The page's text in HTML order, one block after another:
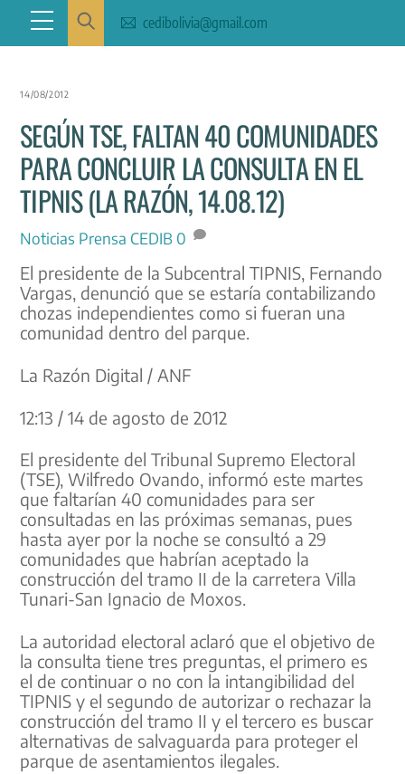
content
Menu cedibolivia@gmail.com
14/08/2012
SEGÚN TSE, FALTAN 40 COMUNIDADES
PARA CONCLUIR LA CONSULTA EN EL
TIPNIS (LA RAZÓN, 14.08.12)
Noticias Prensa CEDIB 0
El presidente de la Subcentral TIPNIS, Fernando
Vargas, denunció que se estaría contabilizando
chozas independientes como si fueran una
comunidad dentro del parque.
La Razón Digital / ANF
12:13 / 14 de agosto de 2012
El presidente del Tribunal Supremo Electoral
(TSE), Wilfredo Ovando, informó este martes
que faltarían 40 comunidades para ser
consultadas en las próximas semanas, pues
hasta ayer por la noche se consultó a 29
comunidades que habrían aceptado la
construcción del tramo II de la carretera Villa
Tunari-San Ignacio de Moxos.
La autoridad electoral aclaró que el objetivo de
la consulta tiene tres preguntas, el primero es
el de continuar o no con la intangibilidad del
TIPNIS y el segundo de autorizar o rechazar la
construcción del tramo II y el tercero es buscar
alternativas de salvaguarda para proteger el
parque de asentamientos ilegales.